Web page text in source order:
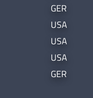
GER
USA
USA
USA
GER